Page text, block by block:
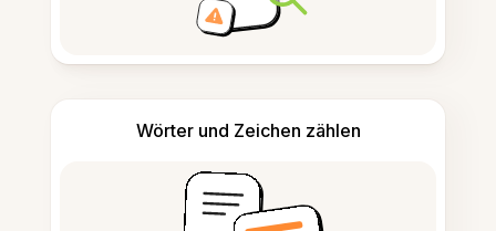
Wörter und Zeichen zählen